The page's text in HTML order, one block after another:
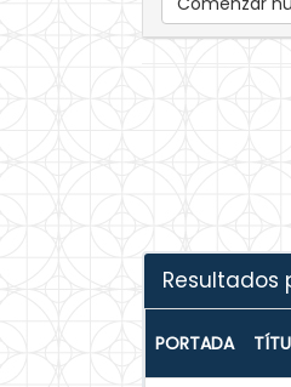
Resultados
PORTADA